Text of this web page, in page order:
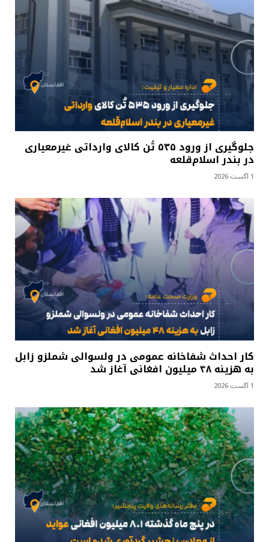
جلوگیری از ورود ۵۳۵ تُن کالای وارداتی غیرمعیاری
در بندر اسلام‌قلعه
1 آگست 2026
کار احداث شفاخانه عمومی در ولسوالی شملزو زابل
به هزینه ۴۸ میلیون افغانی آغاز شد
1 آگست 2026